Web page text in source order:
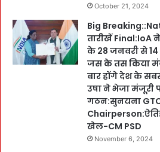
October 21, 2024
Big
तारीखें Final:IoA
के 28 जनवरी से 14
जस के तस किया
बार होंगे देश के
उषा ने भेजा मंजूरी
गठन:सुनयना
खेल-CM PSD
November 6, 2024